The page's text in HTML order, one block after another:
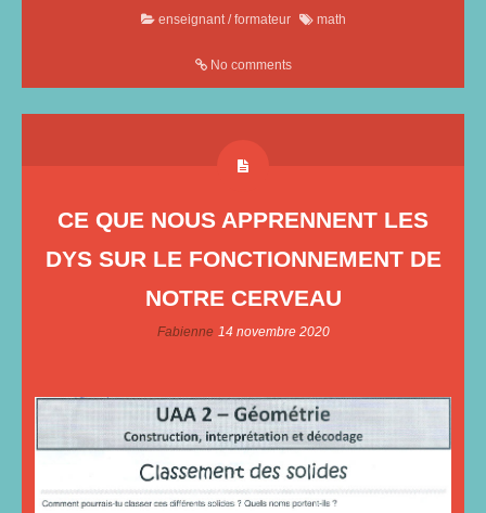
enseignant / formateur math
No comments
CE QUE NOUS APPRENNENT LES
DYS SUR LE FONCTIONNEMENT DE
NOTRE CERVEAU
Fabienne 14 novembre 2020